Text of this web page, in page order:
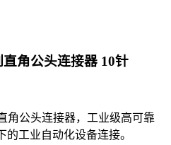
角公头连接器 10针
角公头连接器，工业级高可靠
工业自动化设备连接。